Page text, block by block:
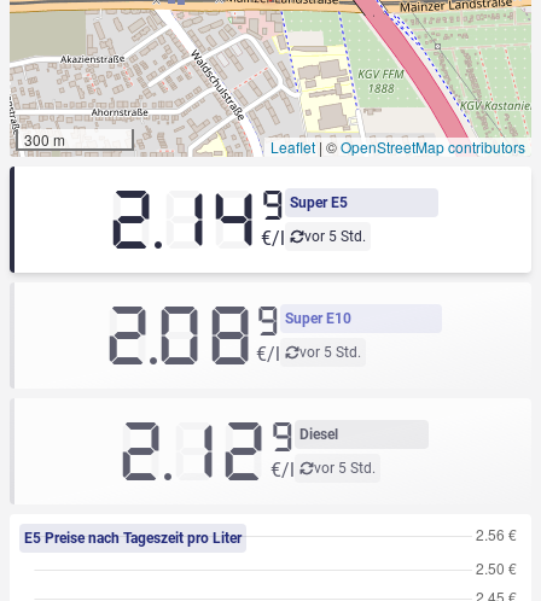
300 m Leaflet | ©OpenStreetMap contributors
Super E5
vor 5 Std.
2.14 9
€/l
Super E10
vor 5 Std.
2.089
€/l
Diesel
vor 5 Std.
2.12 9
€/l
E5 Preise nach Tageszeit pro Liter